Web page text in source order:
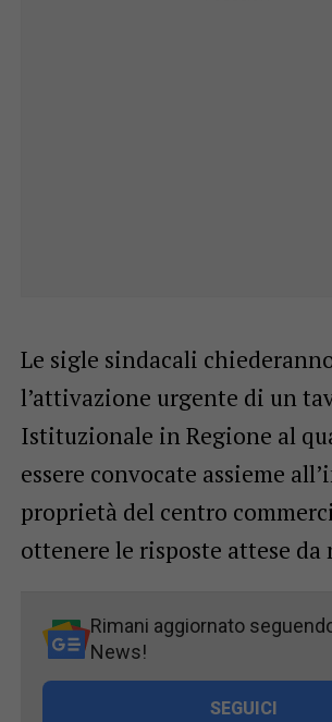
Le sigle sindacali
l’attivazione urgente di un
Istituzionale in Regione al
essere convocate assieme
proprietà del centro
ottenere le risposte attese da
Rimani aggiornato
News!
SEGUICI